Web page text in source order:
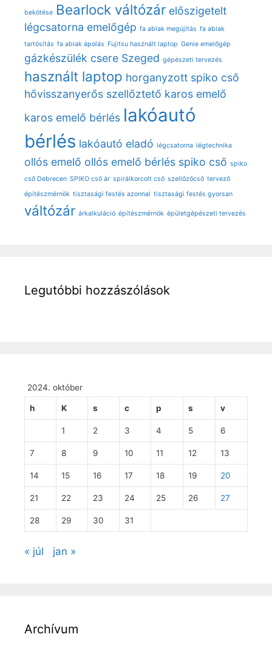
bekötése Bearlock váltózár előszigetelt
légcsatorna emelőgép fa ablak megújítás fa ablak
tartósítás fa ablak ápolás Fujitsu használt laptop Genie emelőgép
gázkészülék csere Szeged gépészeti tervezés
használt laptop horganyzott spiko cső
hővisszanyerős szellőztető karos emelő
karos emelő bérlés lakóautó
bérlés lakóautó eladó légcsatorna légtechnika
ollós emelő ollós emelő bérlés spiko cső spiko
cső Debrecen SPIKO cső ár spirálkorcolt cső szellőzőcső tervező
építészmérnök tisztasági festés azonnal tisztasági festés gyorsan
váltózár árkalkuláció építészmérnök épületgépészeti tervezés
Legutóbbi hozzászólások
2024. október
h K s c p s v
1 2 3 4 5 6
7 8 9 10 11 12 13
14 15 16 17 18 19 20
21 22 23 24 25 26 27
28 29 30 31
« júl jan »
Archívum